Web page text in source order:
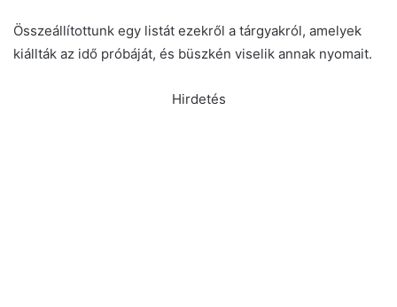
Összeállítottunk egy listát ezekről a tárgyakról, amelyek
kiállták az idő próbáját, és büszkén viselik annak nyomait.
Hirdetés